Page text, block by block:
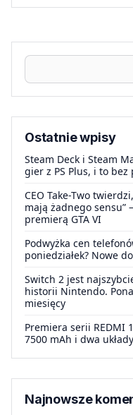
Ostatnie wpisy
Steam Deck i Steam
gier z PS Plus, i to bez
CEO Take-Two
mają żadnego sensu”
premierą GTA VI
Podwyżka cen
poniedziałek? Nowe
Switch 2 jest
historii Nintendo.
miesięcy
Premiera serii REDMI
7500 mAh i dwa
Najnowsze